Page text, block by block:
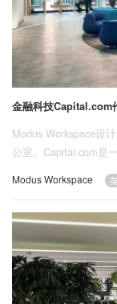
金融科技Capital.com
Modus Workspace设
公室。Capital.com是
场向所有人开放，总
Modus Workspace